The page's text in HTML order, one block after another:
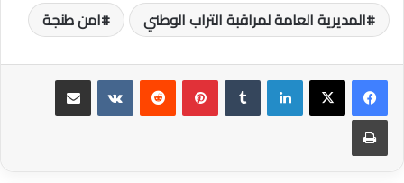
المديرية العامة لمراقبة التراب الوطني
امن طنجة
لينكدإن بينتيريست
مشاركة عبر البريد
طباعة